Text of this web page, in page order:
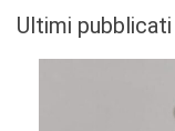
Ultimi pubblicati